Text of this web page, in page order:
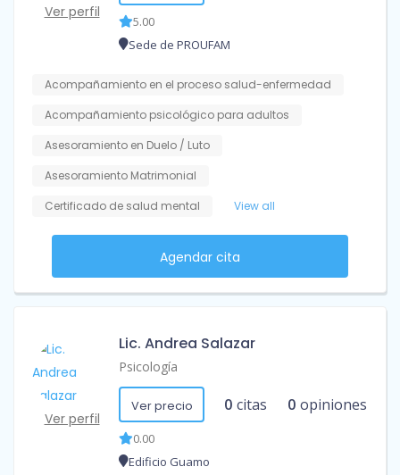
Ver perfil
5.00
Sede de PROUFAM
Acompañamiento en el proceso salud-enfermedad
Acompañamiento psicológico para adultos
Asesoramiento en Duelo / Luto
Asesoramiento Matrimonial
Certificado de salud mental
View all
Agendar cita
Ver perfil
Lic. Andrea Salazar
Psicología
Ver precio 0 citas 0 opiniones
0.00
Edificio Guamo